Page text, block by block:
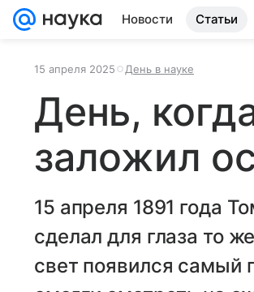
Новости Статьи
15 апреля 2025 День в науке
День,
заложил
15 апреля 1891 года
сделал для глаза то
свет появился самый